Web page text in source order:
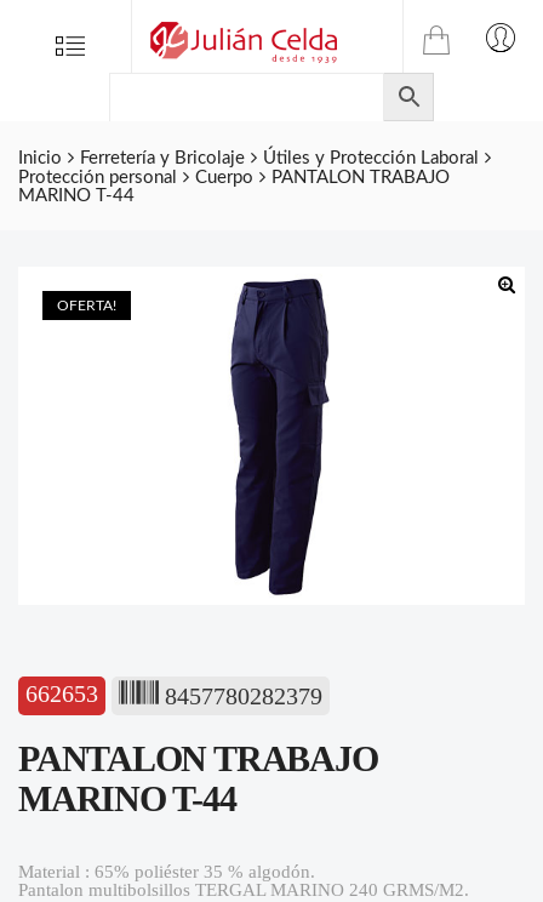
Menu
TIENDA
ONLINE
DE
JULIAN
CELDA
Inicio Ferretería y Bricolaje
Útiles y Protección Laboral
Protección personal
Cuerpo
PANTALON TRABAJO
MARINO T-44
OFERTA!
662653 8457780282379
PANTALON TRABAJO
MARINO T-44
Material : 65% poliéster 35 % algodón.
Pantalon multibolsillos TERGAL MARINO 240 GRMS/M2.
Folletos
Contacto